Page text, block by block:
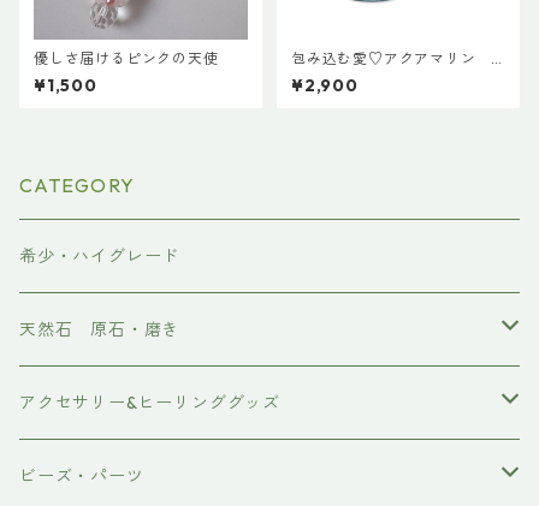
優しさ届けるピンクの天使
¥1,500
包み込む愛♡アクアマリン
ハートペンダント
¥2,900
CATEGORY
希少・ハイグレード
天然石 原石・磨き
原石
ポイント
アクセサリー&ヒーリンググッズ
ブレスレット
ビーズ・パーツ